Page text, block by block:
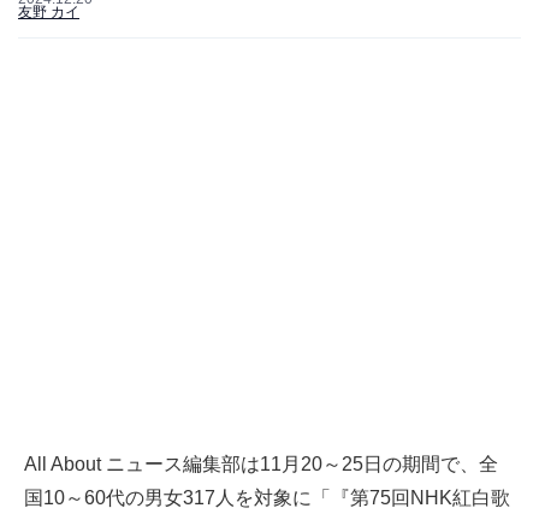
友野 カイ
All About ニュース編集部は11月20～25日の期間で、全
国10～60代の男女317人を対象に「『第75回NHK紅白歌